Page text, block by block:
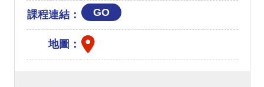
課程連結： GO
地圖：